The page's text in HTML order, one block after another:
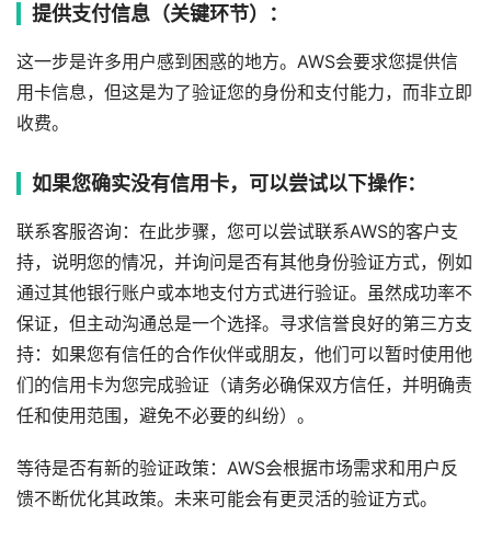
提供支付信息（关键环节）：
这一步是许多用户感到困惑的地方。AWS会要求您提供信
用卡信息，但这是为了验证您的身份和支付能力，而非立即
收费。
如果您确实没有信用卡，可以尝试以下操作：
联系客服咨询：在此步骤，您可以尝试联系AWS的客户支
持，说明您的情况，并询问是否有其他身份验证方式，例如
通过其他银行账户或本地支付方式进行验证。虽然成功率不
保证，但主动沟通总是一个选择。寻求信誉良好的第三方支
持：如果您有信任的合作伙伴或朋友，他们可以暂时使用他
们的信用卡为您完成验证（请务必确保双方信任，并明确责
任和使用范围，避免不必要的纠纷）。
等待是否有新的验证政策：AWS会根据市场需求和用户反
馈不断优化其政策。未来可能会有更灵活的验证方式。